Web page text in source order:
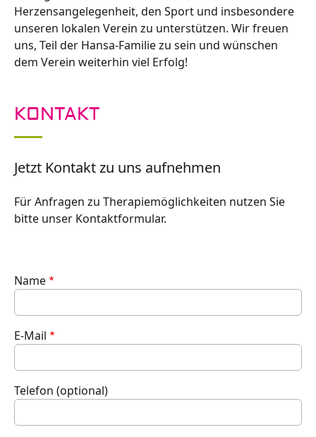
Herzensangelegenheit, den Sport und insbesondere
unseren lokalen Verein zu unterstützen. Wir freuen
uns, Teil der Hansa-Familie zu sein und wünschen
dem Verein weiterhin viel Erfolg!
KONTAKT
Jetzt Kontakt zu uns aufnehmen
Für Anfragen zu Therapiemöglichkeiten nutzen Sie
bitte unser Kontaktformular.
Name
E-Mail
Telefon (optional)